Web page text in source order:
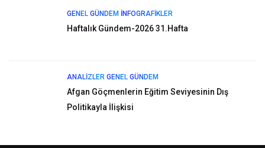
GENEL GÜNDEM İNFOGRAFIKLER
Haftalık Gündem-2026 31.Hafta
ANALIZLER GENEL GÜNDEM
Afgan Göçmenlerin Eğitim Seviyesinin Dış
Politikayla İlişkisi